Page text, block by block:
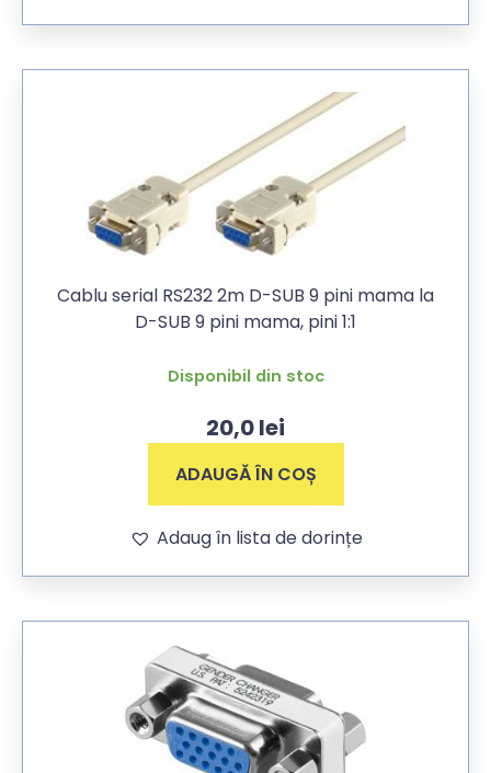
Cablu serial RS232 2m D-SUB 9 pini mama la
D-SUB 9 pini mama, pini 1:1
Disponibil din stoc
20,0lei
ADAUGĂ ÎN COȘ
Adaug în lista de dorințe